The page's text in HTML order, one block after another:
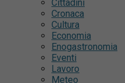
Cittadini
Cronaca
Cultura
Economia
Enogastronomia
Eventi
Lavoro
Meteo